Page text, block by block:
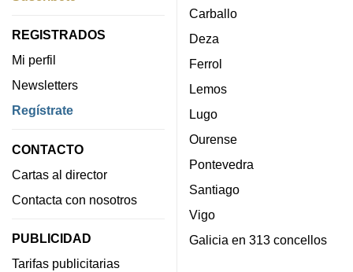
REGISTRADOS
Mi perfil
Newsletters
Regístrate
CONTACTO
Cartas al director
Contacta con nosotros
PUBLICIDAD
Tarifas publicitarias
Carballo
Deza
Ferrol
Lemos
Lugo
Ourense
Pontevedra
Santiago
Vigo
Galicia en 313 concellos